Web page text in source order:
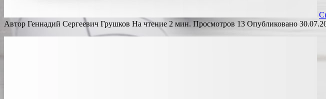
Автор Геннадий Сергеевич Грушков На чтение 2 мин. Просмотров 13 Опубликовано